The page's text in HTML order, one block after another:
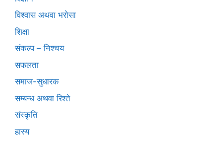
विश्वास अथवा भरोसा
शिक्षा
संकल्प – निश्चय
सफलता
समाज-सुधारक
सम्बन्ध अथवा रिश्ते
संस्कृति
हास्य